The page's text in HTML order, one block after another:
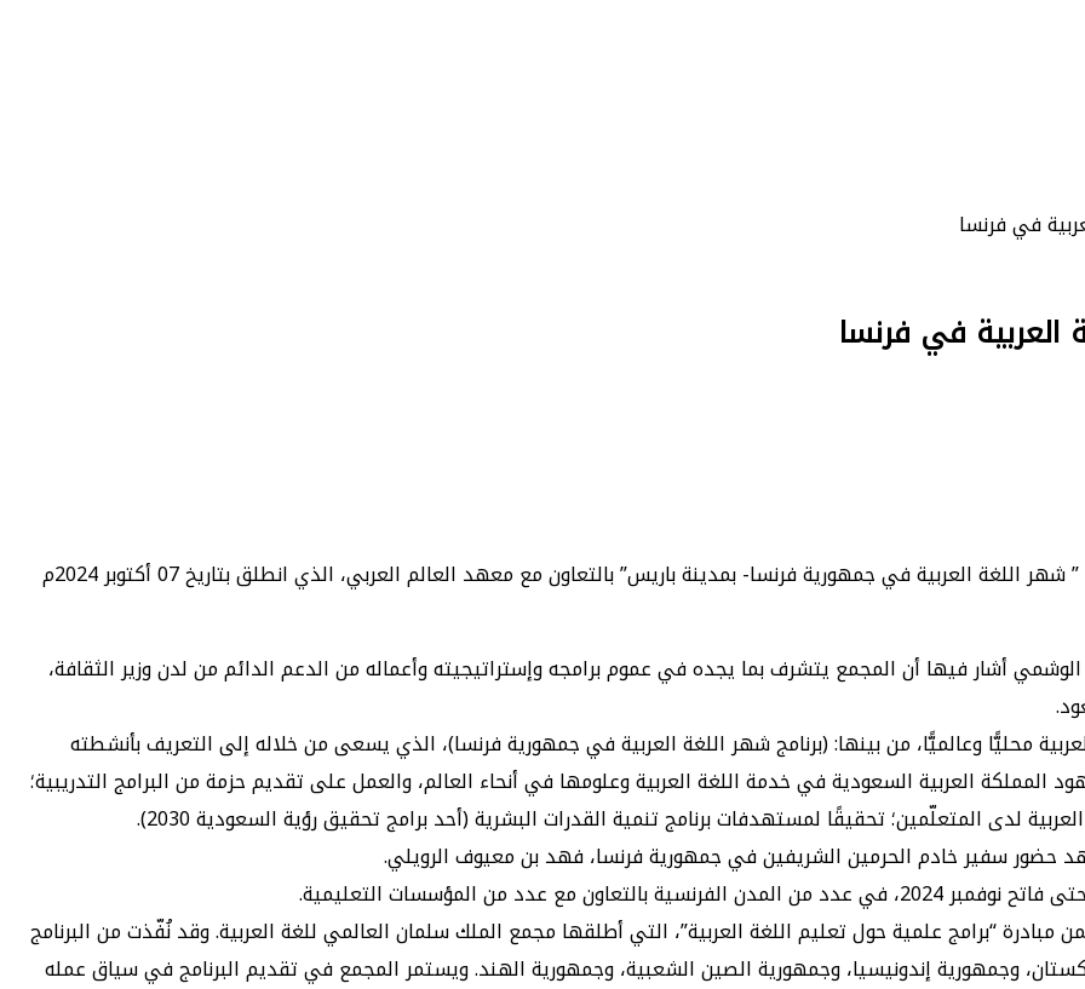
في فرنسا
في فرنسا
أقام مجمع الملك سلمان العالمي للغة العربية حفل افتتاح أعمال ” شهر اللغة العربية في جمهورية فرنسا- بمدينة باريس” بالتعاون مع معهد العالم العربي، الذي انطلق بتاريخ 07 أكتوبر 2024م
أشار فيها أن المجمع يتشرف بما يجده في عموم برامجه وإستراتيجيته وأعماله من الدعم الدائم من لدن وزير الثقافة،
محليًّا وعالميًّا، من بينها: (برنامج شهر اللغة العربية في جمهورية فرنسا)، الذي يسعى من خلاله إلى التعريف بأنشطته
المملكة العربية السعودية في خدمة اللغة العربية وعلومها في أنحاء العالم، والعمل على تقديم حزمة من البرامج التدريبية؛
لدى المتعلّمين؛ تحقيقًا لمستهدفات برنامج تنمية القدرات البشرية (أحد برامج تحقيق رؤية السعودية 2030).
سفير خادم الحرمين الشريفين في جمهورية فرنسا، فهد بن معيوف الرويلي.
عدد من المؤسسات التعليمية.
مبادرة “برامج علمية حول تعليم اللغة العربية”، التي أطلقها مجمع الملك سلمان العالمي للغة العربية. وقد نُفّذت من البرنامج
وجمهورية إندونيسيا، وجمهورية الصين الشعبية، وجمهورية الهند. ويستمر المجمع في تقديم البرنامج في سياق عمله